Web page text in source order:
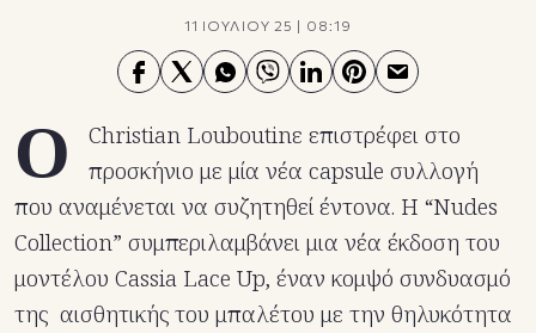
11 ΙΟΥΛΙΟΥ 25 | 08:19
Ο
Christian Louboutinε επιστρέφει στο
προσκήνιο με μία νέα capsule συλλογή
που αναμένεται να συζητηθεί έντονα. Η “Nudes
Collection” συμπεριλαμβάνει μια νέα έκδοση του
μοντέλου Cassia Lace Up, έναν κομψό συνδυασμό
της αισθητικής του μπαλέτου με την θηλυκότητα